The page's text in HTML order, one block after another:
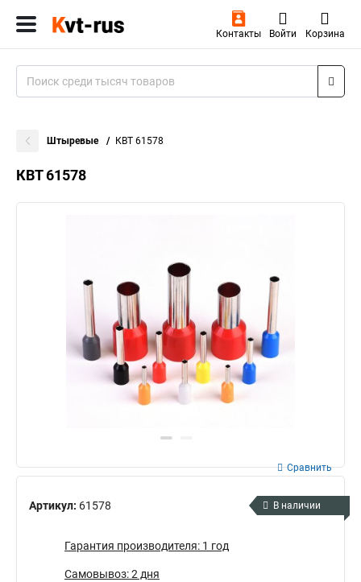
Контакты Войти Корзина
Штыревые КВТ 61578
КВТ 61578
Артикул: 61578
Сравнить
В наличии
Гарантия производителя: 1 год
Самовывоз: 2 дня